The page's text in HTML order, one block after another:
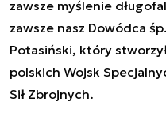
zawsze myślenie
zawsze nasz Dowódca
Potasiński, który
polskich Wojsk
Sił Zbrojnych.